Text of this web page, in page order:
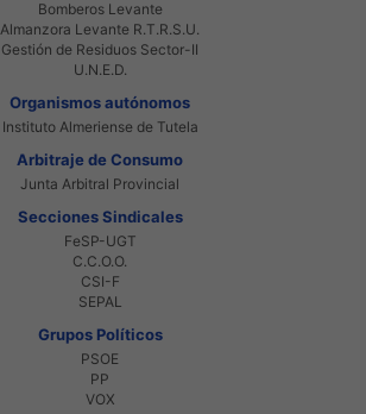
Bomberos Levante
Almanzora Levante R.T.R.S.U.
Gestión de Residuos Sector-II
U.N.E.D.
Organismos autónomos
Instituto Almeriense de Tutela
Arbitraje de Consumo
Junta Arbitral Provincial
Secciones Sindicales
FeSP-UGT
C.C.O.O.
CSI-F
SEPAL
Grupos Políticos
PSOE
PP
VOX